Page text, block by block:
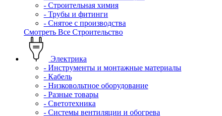
- Строительная химия
- Трубы и фитинги
- Снятое с производства
Смотреть Все Строительство
Электрика
- Инструменты и монтажные материалы
- Кабель
- Низковольтное оборудование
- Разные товары
- Светотехника
- Системы вентиляции и обогрева